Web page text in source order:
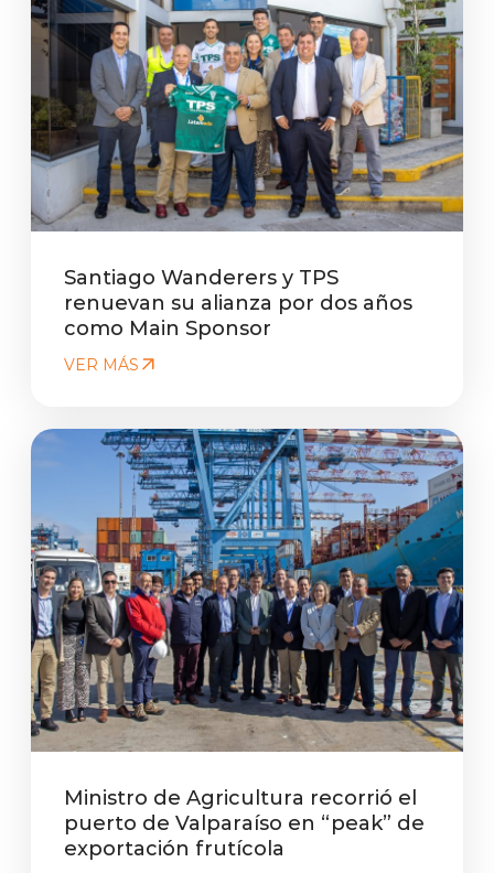
Santiago Wanderers y TPS
renuevan su alianza por dos años
como Main Sponsor
VER MÁS
Ministro de Agricultura recorrió el
puerto de Valparaíso en “peak” de
exportación frutícola